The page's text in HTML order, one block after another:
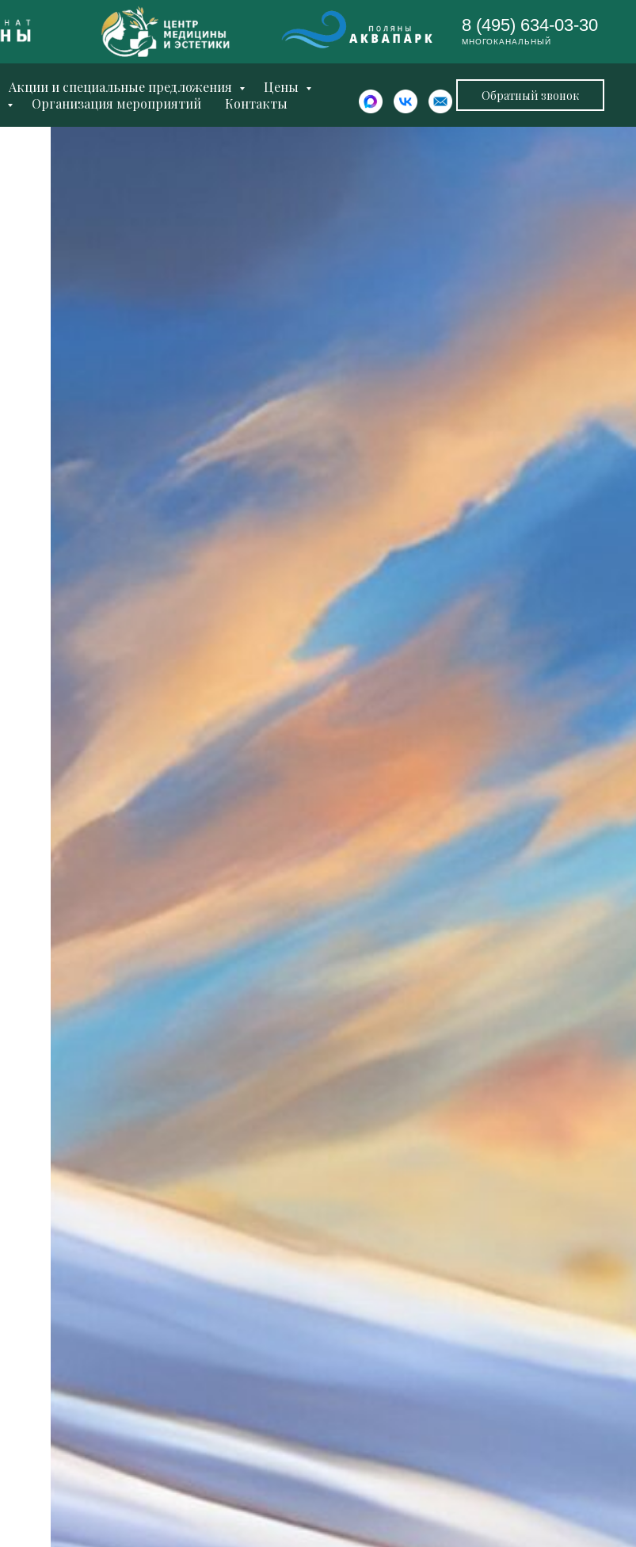
8 (495) 634-03-30
МНОГОКАНАЛЬНЫЙ
Акции и специальные предложения
Цены
Организация мероприятий Контакты Обратный звонок